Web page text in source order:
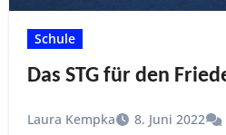
Schule
Das STG für den
Laura Kempka 8. Juni 2022